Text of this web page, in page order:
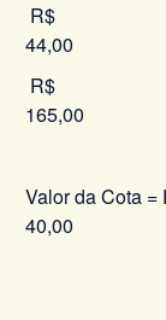
44,00
165,00
Valor da Cota =
40,00